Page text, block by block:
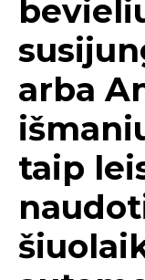
arba
taip